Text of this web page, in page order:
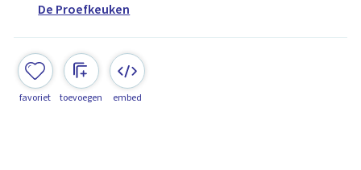
De Proefkeuken
favoriet toevoegen embed